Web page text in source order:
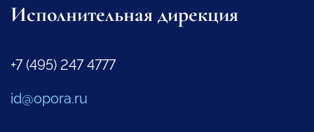
Исполнительная дирекция
+7 (495) 247 4777
id@opora.ru